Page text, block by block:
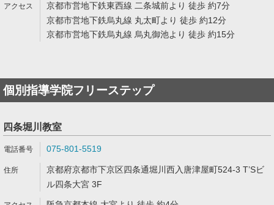
京都市営地下鉄東西線 二条城前より 徒歩 約7分
京都市営地下鉄烏丸線 丸太町より 徒歩 約12分
京都市営地下鉄烏丸線 烏丸御池より 徒歩 約15分
個別指導学院フリーステップ
四条堀川教室
075-801-5519
京都府京都市下京区四条通堀川西入唐津屋町524-3 T’Sビ
ル四条大宮 3F